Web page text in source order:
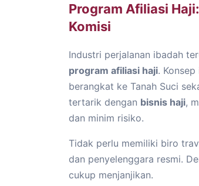
Program Afiliasi
Komisi
Industri perjalanan ibadah
program afiliasi haji.
berangkat ke Tanah Suci
tertarik dengan bisnis haji,
dan minim risiko.
Tidak perlu memiliki biro
dan penyelenggara resmi.
cukup menjanjikan.